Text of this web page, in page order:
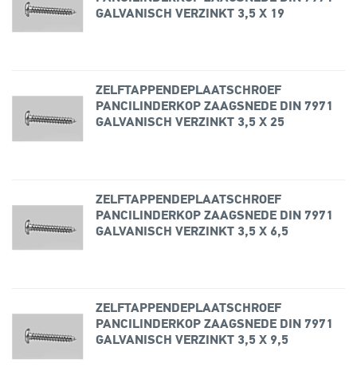
GALVANISCH VERZINKT 3,5 X 19
ZELFTAPPENDEPLAATSCHROEF
PANCILINDERKOP ZAAGSNEDE DIN 7971
GALVANISCH VERZINKT 3,5 X 25
ZELFTAPPENDEPLAATSCHROEF
PANCILINDERKOP ZAAGSNEDE DIN 7971
GALVANISCH VERZINKT 3,5 X 6,5
ZELFTAPPENDEPLAATSCHROEF
PANCILINDERKOP ZAAGSNEDE DIN 7971
GALVANISCH VERZINKT 3,5 X 9,5